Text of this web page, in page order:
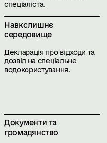
спеціаліста.
Навколишнє
середовище
Декларація про відходи та
дозвіл на спеціальне
водокористування.
Документи та
громадянство